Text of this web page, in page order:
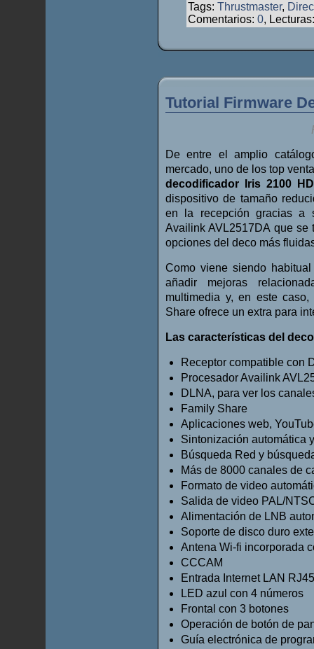
Tags: Thrustmaster,
Comentarios: 0,
Tutorial Firmware
De entre el amplio
mercado, uno de los top
decodificador Iris 2100 HD
dispositivo de tamaño
en la recepción gracias a
Availink AVL2517DA que se
opciones del deco más
Como viene siendo
añadir mejoras
multimedia y, en este
Share ofrece un extra para
Las características del
Receptor compatible con
Procesador Availink
DLNA, para ver los
Family Share
Aplicaciones web,
Sintonización automática
Búsqueda Red y
Más de 8000 canales de
Formato de video
Salida de video PAL/
Alimentación de LNB
Soporte de disco duro
Antena Wi-fi incorporada
CCCAM
Entrada Internet LAN RJ45
LED azul con 4 números
Frontal con 3 botones
Operación de botón de
Guía electrónica de